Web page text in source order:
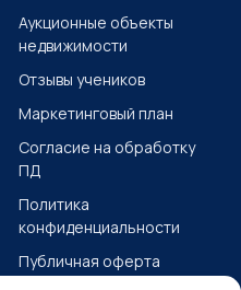
Аукционные объекты
недвижимости
Отзывы учеников
Маркетинговый план
Согласие на обработку
ПД
Политика
конфиденциальности
Публичная оферта